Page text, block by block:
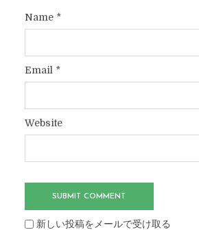
Name*
Email *
Website
新しい投稿をメールで受け取る